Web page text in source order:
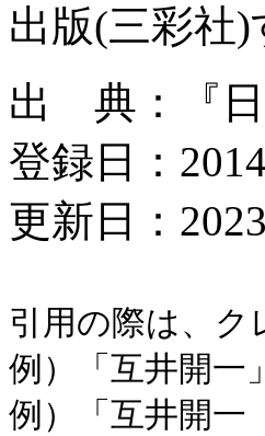
出版(三彩社)
出 典：『日
登録日：
更新日：
引用の際は、
例）「互井開一
例）「互井開一